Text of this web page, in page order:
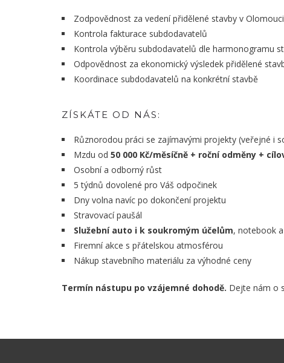
Zodpovědnost za vedení přidělené stavby v Olomouci
Kontrola fakturace subdodavatelů
Kontrola výběru subdodavatelů dle harmonogramu
Odpovědnost za ekonomický výsledek přidělené
Koordinace subdodavatelů na konkrétní stavbě
ZÍSKÁTE OD NÁS:
Různorodou práci se zajímavými projekty (veřejné i
Mzdu od 50 000 Kč/měsíčně + roční odměny +
Osobní a odborný růst
5 týdnů dovolené pro Váš odpočinek
Dny volna navíc po dokončení projektu
Stravovací paušál
Služební auto i k soukromým účelům, notebook
Firemní akce s přátelskou atmosférou
Nákup stavebního materiálu za výhodné ceny
Termín nástupu po vzájemné dohodě. Dejte nám o